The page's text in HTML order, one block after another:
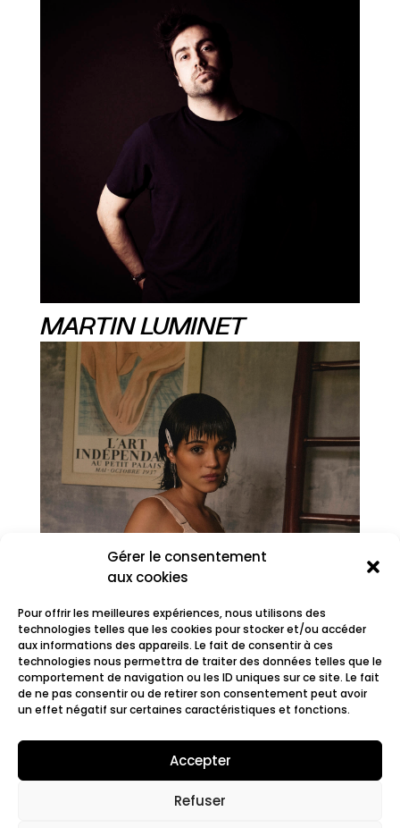
Gérer le consentement
aux cookies
Pour offrir les meilleures expériences, nous utilisons des
technologies telles que les cookies pour stocker et/ou accéder
aux informations des appareils. Le fait de consentir à ces
technologies nous permettra de traiter des données telles que le
comportement de navigation ou les ID uniques sur ce site. Le fait
de ne pas consentir ou de retirer son consentement peut avoir
un effet négatif sur certaines caractéristiques et fonctions.
Accepter
Refuser
MARTIN LUMINET
MYRA
Mentions légales. Cookies